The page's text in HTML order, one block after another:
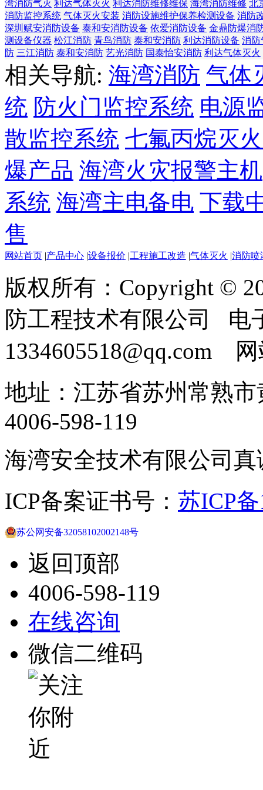
湾消防气灭 利达气体灭火 利达消防维修维保 海湾消防维修 北
消防监控系统 气体灭火安装 消防设施维护保养检测设备 消防
深圳赋安消防设备 泰和安消防设备 依爱消防设备 金鼎防爆消
测设备仪器 松江消防 青鸟消防 泰和安消防 利达消防设备 消防
防 三江消防 泰和安消防 艺光消防 国泰怡安消防 利达气体灭火
相关导航: 海湾消防 气体
统 防火门监控系统 电源
散监控系统 七氟丙烷灭
爆产品 海湾火灾报警主机
系统 海湾主电备电 下载
售
网站首页 |产品中心 |设备报价 |工程施工改造 |气体灭火 |消防喷
版权所有：Copyright ©
防工程技术有限公司 电
1334605518@qq.com
地址：江苏省苏州常熟
4006-598-119
海湾安全技术有限公司
ICP备案证书号： 苏ICP
苏公网安备32058102002148号
返回顶部
4006-598-119
在线咨询
微信二维码